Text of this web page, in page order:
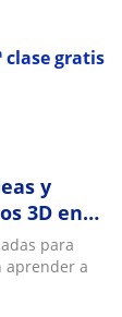
clase gratis
y
3D en
para
aprender a